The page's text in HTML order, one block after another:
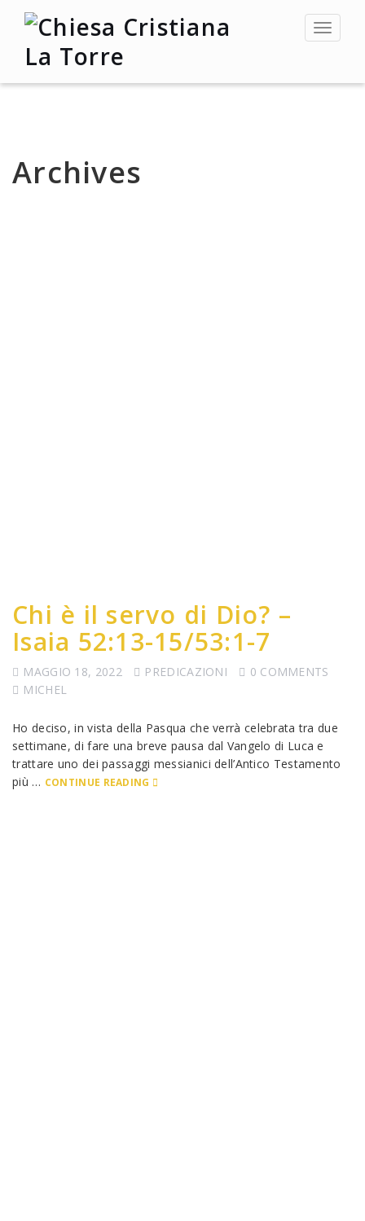
Toggle
Archives
Chi è il servo di Dio? –
Isaia 52:13-15/53:1-7
MAGGIO 18, 2022 PREDICAZIONI
0 COMMENTS
MICHEL
Ho deciso, in vista della Pasqua che verrà celebrata tra due
settimane, di fare una breve pausa dal Vangelo di Luca e
trattare uno dei passaggi messianici dell’Antico Testamento
più … CONTINUE READING